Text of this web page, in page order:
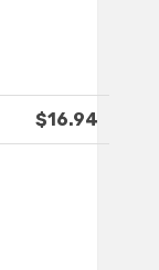
$16.94